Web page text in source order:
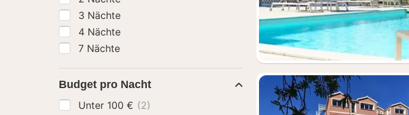
3 Nächte
4 Nächte
7 Nächte
Budget pro Nacht
Unter 100 € (2)